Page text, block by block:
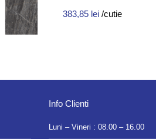
383,85 lei /cutie
Info Clienti
Luni – Vineri : 08.00 – 16.00